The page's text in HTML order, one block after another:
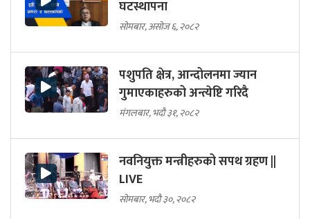
घटस्थापना
सोमबार, असोज ६, २०८२
पशुपति क्षेत्र, आन्दोलनमा ज्यान
गुमाएकाहरुको अन्त्येष्टि गरिदै
मंगलबार, भदौ ३१, २०८२
नवनियुक्त मन्त्रीहरुको सपथ ग्रहण ||
LIVE
सोमबार, भदौ ३०, २०८२